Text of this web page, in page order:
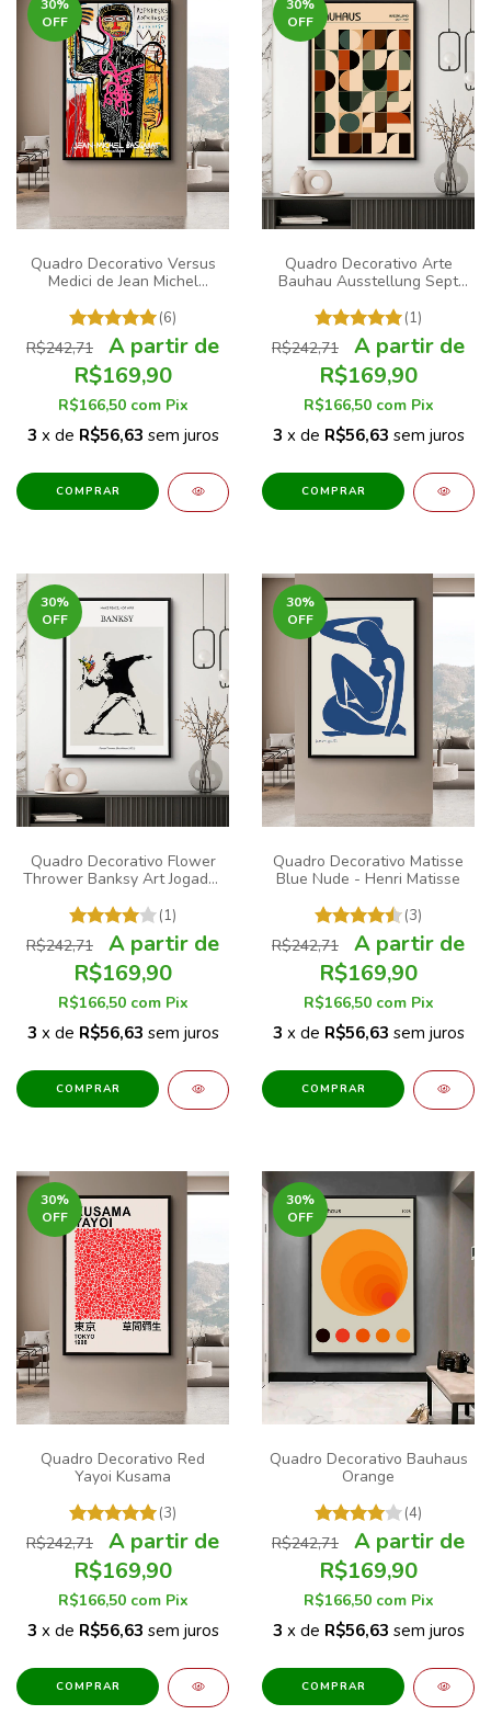
30%
OFF
Quadro Decorativo Versus
Medici de Jean Michel
(6)
R$242,71
R$169,90
R$166,50 com Pix
3 x de R$56,63 sem juros
COMPRAR
30%
OFF
Quadro Decorativo Arte
Bauhau Ausstellung Sept
(1)
R$242,71
R$169,90
R$166,50 com Pix
3 x de R$56,63 sem juros
COMPRAR
30%
OFF
Quadro Decorativo Flower
Thrower Banksy Art Jogador
(1)
R$242,71
R$169,90
R$166,50 com Pix
3 x de R$56,63 sem juros
COMPRAR
30%
OFF
Quadro Decorativo Matisse
Blue Nude - Henri Matisse
(3)
R$242,71
R$169,90
R$166,50 com Pix
3 x de R$56,63 sem juros
COMPRAR
30%
OFF
Quadro Decorativo Red
Yayoi Kusama
(3)
R$242,71
R$169,90
R$166,50 com Pix
3 x de R$56,63 sem juros
COMPRAR
30%
OFF
Quadro Decorativo Bauhaus
Orange
(4)
R$242,71
R$169,90
R$166,50 com Pix
3 x de R$56,63 sem juros
COMPRAR